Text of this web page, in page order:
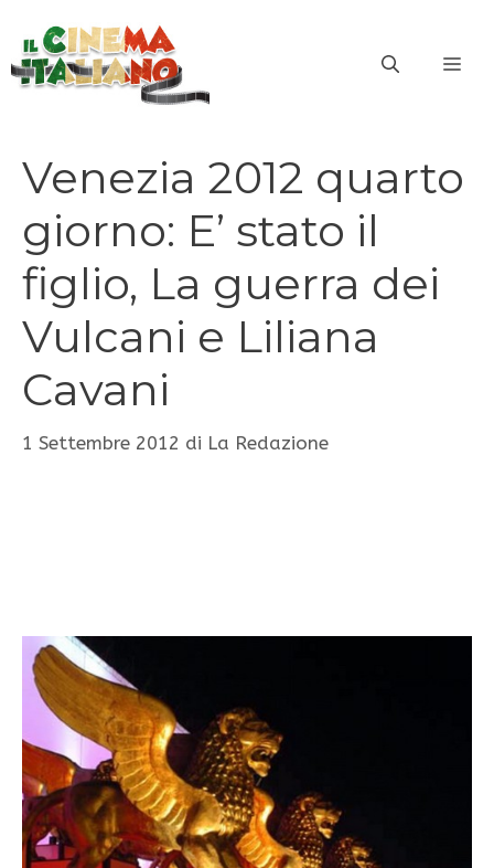
contenuto
Venezia 2012 quarto
giorno: E’ stato il
figlio, La guerra dei
Vulcani e Liliana
Cavani
1 Settembre 2012 di La Redazione